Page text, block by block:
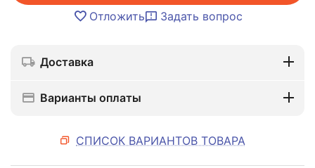
Отложить Задать вопрос
Доставка
Варианты оплаты
СПИСОК ВАРИАНТОВ ТОВАРА